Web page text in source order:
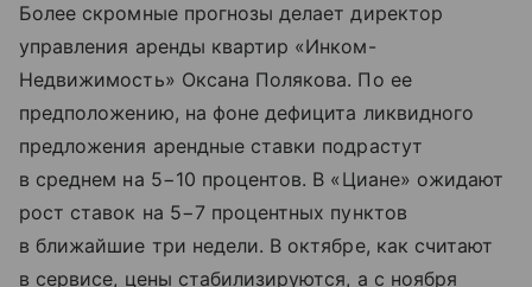
Более скромные прогнозы делает директор
управления аренды квартир «Инком-
Недвижимость» Оксана Полякова. По ее
предположению, на фоне дефицита ликвидного
предложения арендные ставки подрастут
в среднем на 5−10 процентов. В «Циане» ожидают
рост ставок на 5−7 процентных пунктов
в ближайшие три недели. В октябре, как считают
в сервисе, цены стабилизируются, а с ноября